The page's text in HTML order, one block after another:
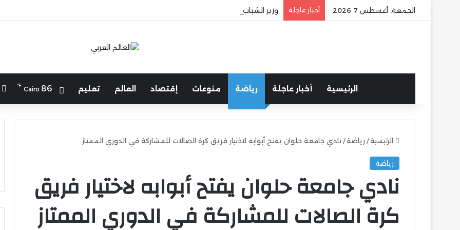
الجمعة, أغسطس 7 2026 أخبار عاجلة وزير الشباب والرياضة يهنئ منتخب مصر للشطرنج
الرئيسية أخبار عاجلة رياضة منوعات إقتصاد العالم تعليم Cairo 86
℉
الرئيسية/ رياضة/ نادي جامعة حلوان يفتح أبوابه لاختيار فريق كرة الصالات للمشاركة في الدوري الممتاز
رياضة
نادي جامعة حلوان يفتح أبوابه لاختيار فريق
كرة الصالات للمشاركة في الدوري الممتاز